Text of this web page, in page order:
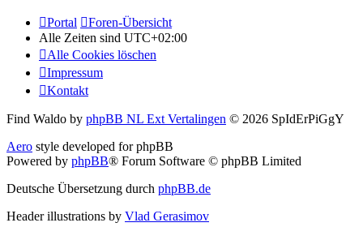
Portal
Foren-Übersicht
Alle Zeiten sind UTC+02:00
Alle Cookies löschen
Impressum
Kontakt
Find Waldo by phpBB NL Ext Vertalingen © 2026 SpIdErPiGgY
Aero style developed for phpBB
Powered by phpBB® Forum Software © phpBB Limited
Deutsche Übersetzung durch phpBB.de
Header illustrations by Vlad Gerasimov